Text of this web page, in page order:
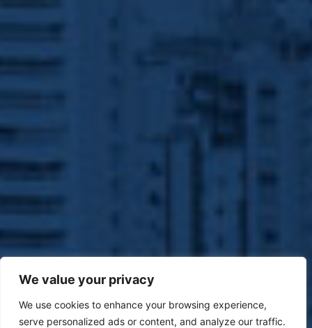
We value your privacy
We use cookies to enhance your browsing experience,
serve personalized ads or content, and analyze our traffic.